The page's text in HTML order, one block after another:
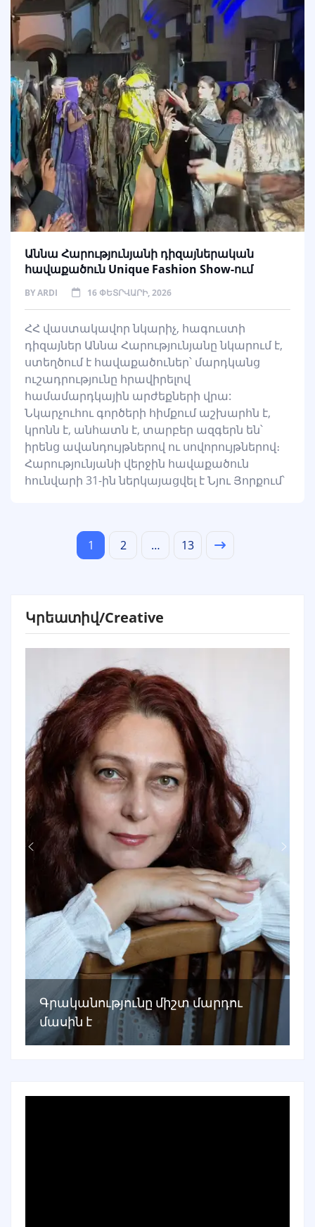
Աննա Հարությունյանի դիզայներական
հավաքածուն Unique Fashion Show-ում
BYARDI 16 ՓԵՏՐՎԱՐԻ, 2026
ՀՀ վաստակավոր նկարիչ, հագուստի
դիզայներ Աննա Հարությունյանը նկարում է,
ստեղծում է հավաքածուներ՝ մարդկանց
ուշադրությունը հրավիրելով
համամարդկային արժեքների վրա:
Նկարչուհու գործերի հիմքում աշխարհն է,
կրոնն է, անհատն է, տարբեր ազգերն են՝
իրենց ավանդույթներով ու սովորույթներով։
Հարությունյանի վերջին հավաքածուն
հունվարի 31-ին ներկայացվել է Նյու Յորքում՝
1 2 … 13
Կրեատիվ/Creative
Գրականությունը միշտ մարդու
մասին է